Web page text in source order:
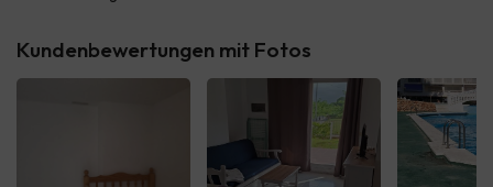
Kundenbewertungen mit Fotos